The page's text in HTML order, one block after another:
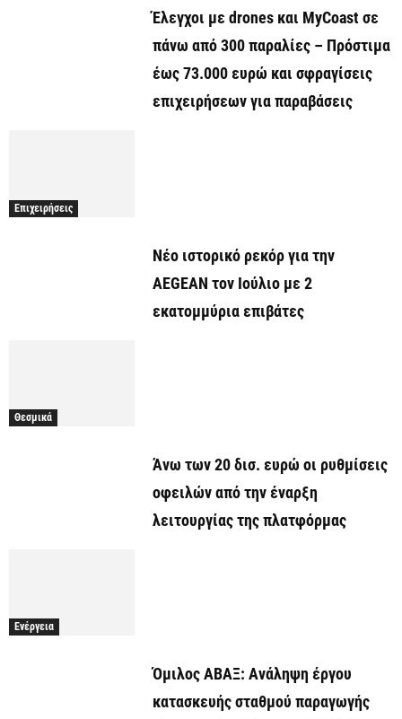
Έλεγχοι με drones και MyCoast σε
πάνω από 300 παραλίες – Πρόστιμα
έως 73.000 ευρώ και σφραγίσεις
επιχειρήσεων για παραβάσεις
Επιχειρήσεις
Νέο ιστορικό ρεκόρ για την
AEGEAN τον Ιούλιο με 2
εκατομμύρια επιβάτες
Θεσμικά
Άνω των 20 δισ. ευρώ οι ρυθμίσεις
οφειλών από την έναρξη
λειτουργίας της πλατφόρμας
Ενέργεια
Όμιλος ΑΒΑΞ: Ανάληψη έργου
κατασκευής σταθμού παραγωγής